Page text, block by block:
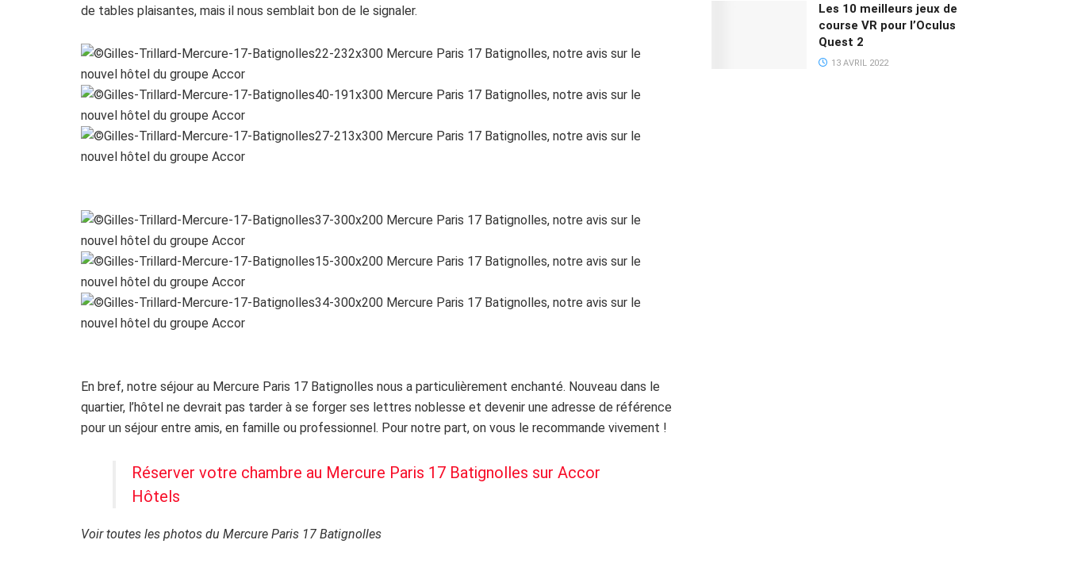
de tables plaisantes, mais il nous semblait bon de le signaler.
En bref, notre séjour au Mercure Paris 17 Batignolles nous a particulièrement enchanté. Nouveau dans le
quartier, l’hôtel ne devrait pas tarder à se forger ses lettres noblesse et devenir une adresse de référence
pour un séjour entre amis, en famille ou professionnel. Pour notre part, on vous le recommande vivement !
Réserver votre chambre au Mercure Paris 17 Batignolles sur Accor
Hôtels
Voir toutes les photos du Mercure Paris 17 Batignolles
Les 10 meilleurs jeux de
course VR pour l’Oculus
Quest 2
13 AVRIL 2022